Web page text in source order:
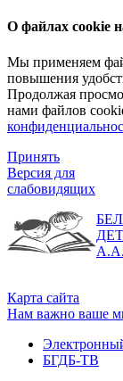
О файлах cookie
Мы применяем
повышения
Продолжая
нами файлов
Принять
Версия для
слабовидящих
Карта сайта
Нам важно ваше
БГДБ-ТВ